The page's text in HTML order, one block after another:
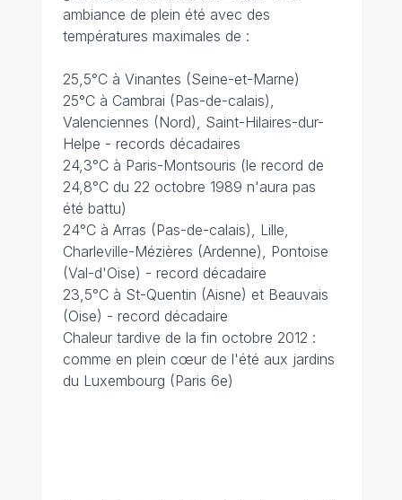
ambiance de plein été avec des
températures maximales de :
25,5°C à Vinantes (Seine-et-Marne)
25°C à Cambrai (Pas-de-calais),
Valenciennes (Nord), Saint-Hilaires-dur-
Helpe - records décadaires
24,3°C à Paris-Montsouris (le record de
24,8°C du 22 octobre 1989 n'aura pas
été battu)
24°C à Arras (Pas-de-calais), Lille,
Charleville-Mézières (Ardenne), Pontoise
(Val-d'Oise) - record décadaire
23,5°C à St-Quentin (Aisne) et Beauvais
(Oise) - record décadaire
Chaleur tardive de la fin octobre 2012 :
comme en plein cœur de l'été aux jardins
du Luxembourg (Paris 6e)